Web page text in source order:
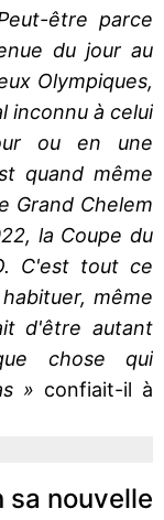
être parce
du jour au
Olympiques,
inconnu à celui
ou en une
quand même
Grand Chelem
la Coupe du
C'est tout ce
même
d'être autant
chose qui
» confiait-il à
sa nouvelle